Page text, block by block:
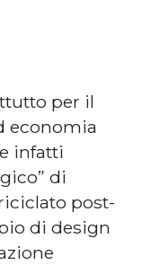
per il
economia
infatti
di
post-
di design